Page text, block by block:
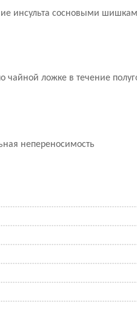
инсульта сосновыми
чайной ложке в течение
непереносимость